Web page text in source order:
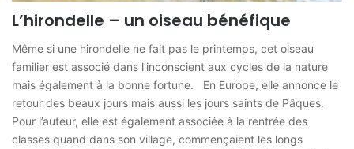
L’hirondelle – un oiseau bénéfique
Même si une hirondelle ne fait pas le printemps, cet oiseau
familier est associé dans l’inconscient aux cycles de la nature
mais également à la bonne fortune. En Europe, elle annonce le
retour des beaux jours mais aussi les jours saints de Pâques.
Pour l’auteur, elle est également associée à la rentrée des
classes quand dans son village, commençaient les longs